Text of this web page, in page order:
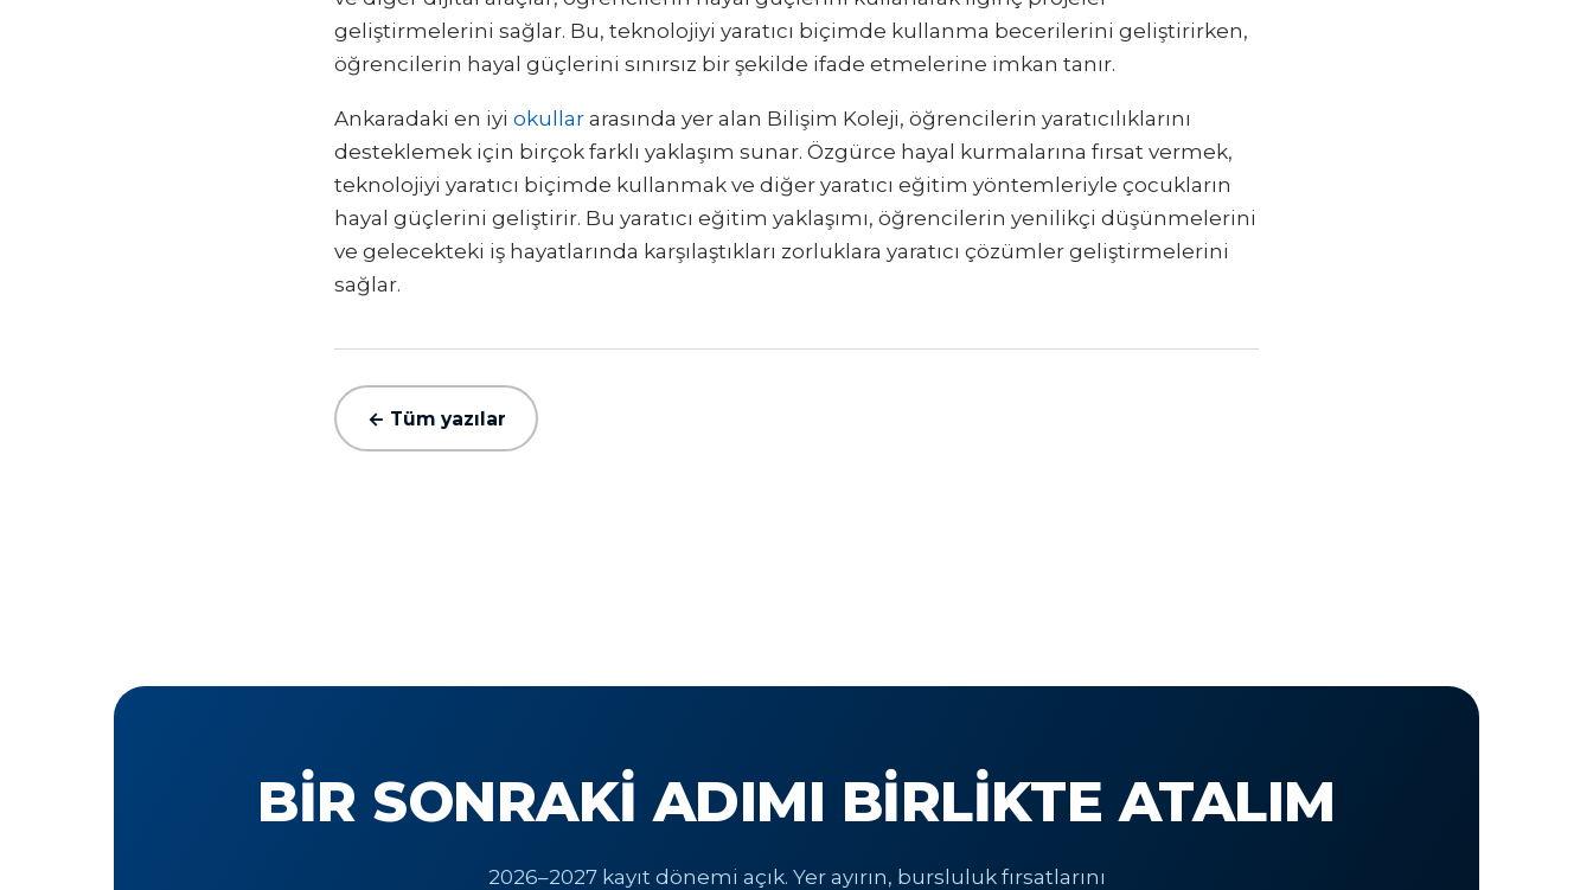
geliştirmelerini sağlar. Bu, teknolojiyi yaratıcı biçimde kullanma becerilerini geliştirirken,
öğrencilerin hayal güçlerini sınırsız bir şekilde ifade etmelerine imkan tanır.
Ankaradaki en iyi okullar arasında yer alan Bilişim Koleji, öğrencilerin yaratıcılıklarını
desteklemek için birçok farklı yaklaşım sunar. Özgürce hayal kurmalarına fırsat vermek,
teknolojiyi yaratıcı biçimde kullanmak ve diğer yaratıcı eğitim yöntemleriyle çocukların
hayal güçlerini geliştirir. Bu yaratıcı eğitim yaklaşımı, öğrencilerin yenilikçi düşünmelerini
ve gelecekteki iş hayatlarında karşılaştıkları zorluklara yaratıcı çözümler geliştirmelerini
sağlar.
← Tüm yazılar
BIR SONRAKI ADIMI BIRLIKTE ATALIM
2026–2027 kayıt dönemi açık. Yer ayırın, bursluluk fırsatlarını